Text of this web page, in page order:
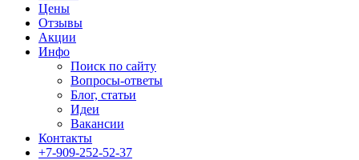
Цены
Отзывы
Акции
Инфо
Поиск по сайту
Вопросы-ответы
Блог, статьи
Идеи
Вакансии
Контакты
+7-909-252-52-37